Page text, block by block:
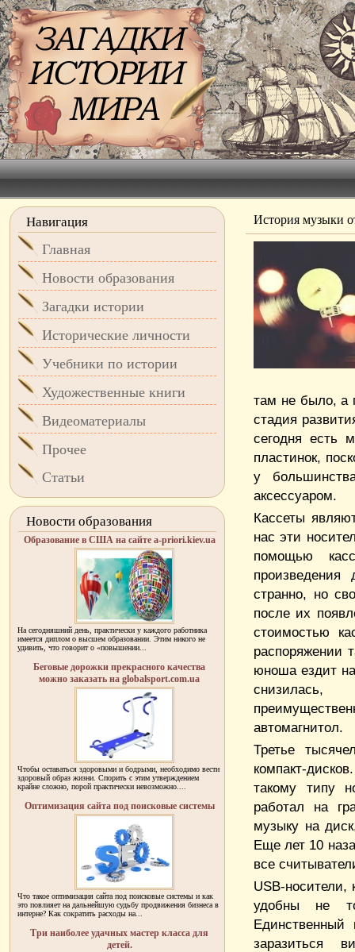
История музыки
там не было, а
стадия
сегодня есть
пластинок,
у
аксессуаром.
Кассеты
нас эти
помощью
произведения
странно, но
после их
стоимостью
распоряжении
юноша ездит
снизилась,
автомагнитол.
Третье
компакт-
такому типу
работал на
музыку на
Еще лет 10
все
USB-носители,
удобны не
заразиться
Навигация
Главная
Новости образования
Загадки истории
Исторические личности
Учебники по истории
Художественные книги
Видеоматериалы
Прочее
Статьи
Новости образования
Образование в США на сайте a-priori.kiev.ua
На сегодняшний день, практически у каждого работника
имеется диплом о высшем образовании. Этим никого не
удивить, что говорит о «повышении...
Беговые дорожки прекрасного качества
можно заказать на globalsport.com.ua
Чтобы оставаться здоровыми и бодрыми, необходимо вести
здоровый образ жизни. Спорить с этим утверждением
крайне сложно, порой практически невозможно....
Оптимизация сайта под поисковые системы
Что такое оптимизация сайта под поисковые системы и как
это повлияет на дальнейшую судьбу продвижения бизнеса в
интерне? Как сократить расходы на...
Три наиболее удачных мастер класса для
детей.